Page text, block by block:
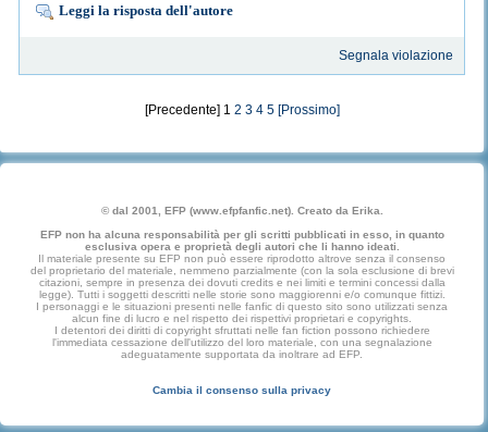
Leggi la risposta dell'autore
Segnala violazione
[Precedente] 1 2 3 4 5 [Prossimo]
© dal 2001, EFP (www.efpfanfic.net). Creato da Erika.
EFP non ha alcuna responsabilità per gli scritti pubblicati in esso, in quanto
esclusiva opera e proprietà degli autori che li hanno ideati.
Il materiale presente su EFP non può essere riprodotto altrove senza il consenso
del proprietario del materiale, nemmeno parzialmente (con la sola esclusione di brevi
citazioni, sempre in presenza dei dovuti credits e nei limiti e termini concessi dalla
legge). Tutti i soggetti descritti nelle storie sono maggiorenni e/o comunque fittizi.
I personaggi e le situazioni presenti nelle fanfic di questo sito sono utilizzati senza
alcun fine di lucro e nel rispetto dei rispettivi proprietari e copyrights.
I detentori dei diritti di copyright sfruttati nelle fan fiction possono richiedere
l'immediata cessazione dell'utilizzo del loro materiale, con una segnalazione
adeguatamente supportata da inoltrare ad EFP.
Cambia il consenso sulla privacy